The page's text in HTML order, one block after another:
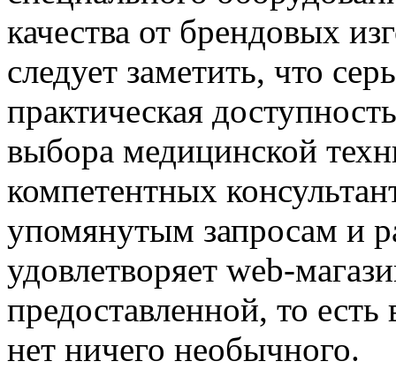
качества от брендовых
следует заметить, что
практическая
выбора медицинской
компетентных
упомянутым запросам и
удовлетворяет web-
предоставленной, то
нет ничего необычного.